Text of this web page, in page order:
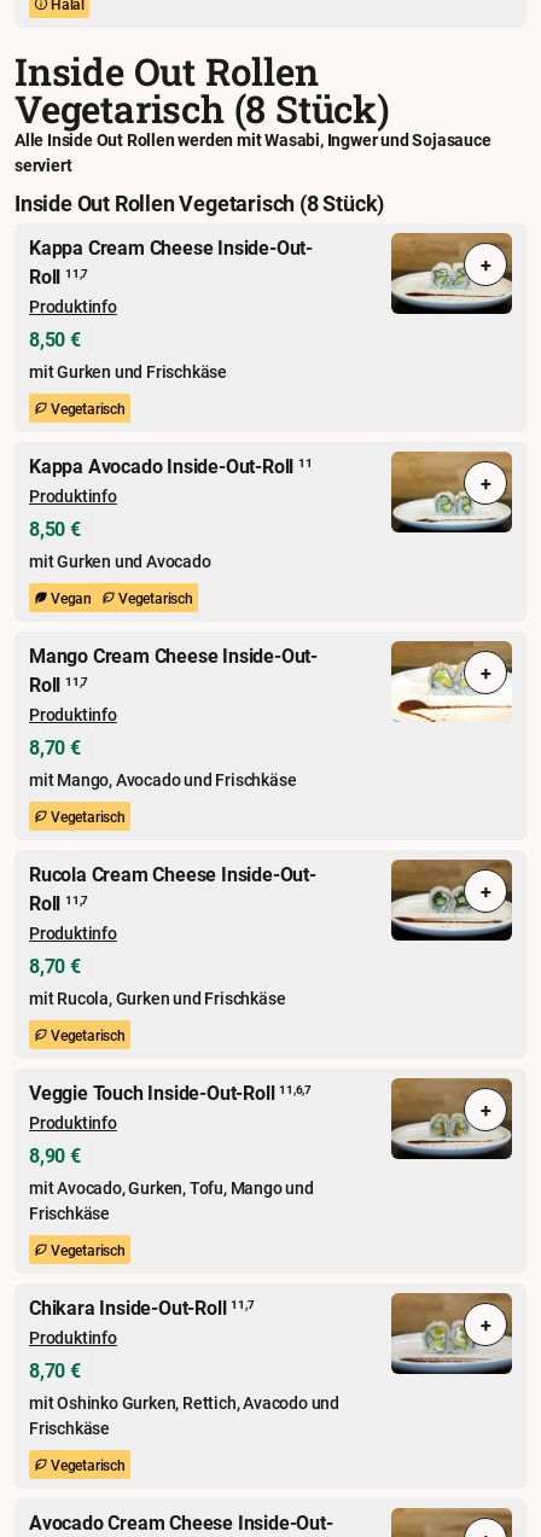
Inside Out Rollen
Vegetarisch (8 Stück)
Alle Inside Out Rollen werden mit Wasabi, Ingwer und Sojasauce
serviert
Inside Out Rollen Vegetarisch (8 Stück)
Kappa Cream Cheese Inside-Out-
Roll 11,7
Produktinfo
8,50 €
mit Gurken und Frischkäse
Vegetarisch
+
Kappa Avocado Inside-Out-Roll 11
Produktinfo
8,50 €
mit Gurken und Avocado
Vegan Vegetarisch
+
Mango Cream Cheese Inside-Out-
Roll 11,7
Produktinfo
8,70 €
mit Mango, Avocado und Frischkäse
Vegetarisch
+
Rucola Cream Cheese Inside-Out-
Roll 11,7
Produktinfo
8,70 €
mit Rucola, Gurken und Frischkäse
Vegetarisch
+
Veggie Touch Inside-Out-Roll11,6,7
Produktinfo
8,90 €
mit Avocado, Gurken, Tofu, Mango und
Frischkäse
Vegetarisch
+
Chikara Inside-Out-Roll11,7
Produktinfo
8,70 €
mit Oshinko Gurken, Rettich, Avacodo und
Frischkäse
Vegetarisch
+
Avocado Cream Cheese Inside-Out-